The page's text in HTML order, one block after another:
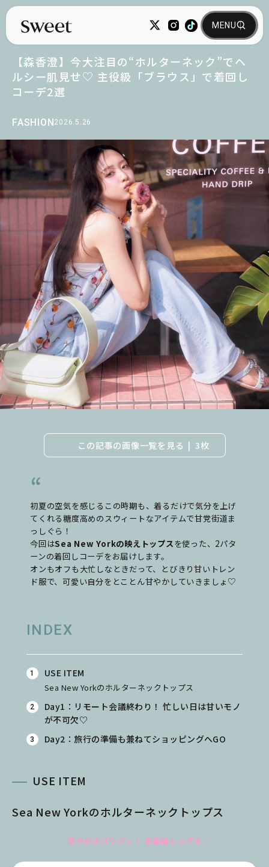
FASHION2026.5.26
【森香澄】今大注目の“ホルターネック”でヘ
ルシー肌見せ♡ 主役級「ブラウス」で着回し
コーデ2選
この記事の画像一覧を見る 3枚
初夏の空気を感じるこの時期も、着るだけで気分を上げ
てくれる糖度高めのスウィートなアイテムで甘党街道ま
っしぐら！
今回はSea New Yorkの映えトップスを使った、2パタ
ーンの着回しコーデをお届けします。
オンもオフも大忙しなときだって、とびきり甘いトレン
ド服で、可愛い自分をとことん甘やかしていきましょ♡
INDEX
USE ITEM
Sea New Yorkのホルターネックトップス
Day1：リモート会議終わり！ 忙しい日は甘いモノ
が不可欠♡
Day2：旅行の準備も兼ねてショッピングへGO
USE ITEM
Sea New Yorkのホルターネックトップス
＼華やかさバツグン！ 主役級トップス／